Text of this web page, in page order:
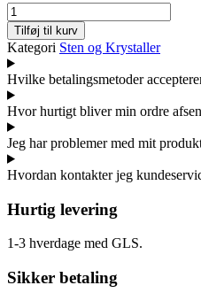
Rosakvarts
tårn
antal
Tilføj til kurv
Kategori Sten og Krystaller
Hvilke betalingsmetoder
Hvor hurtigt bliver min ordre
Jeg har problemer med mit
Hvordan kontakter jeg
Hurtig levering
1-3 hverdage med GLS.
Sikker betaling